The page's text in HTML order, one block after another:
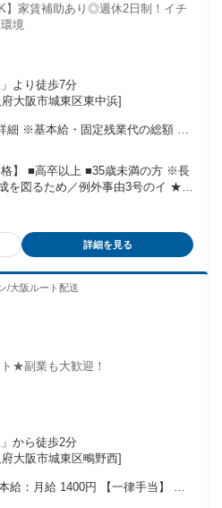
】家賃補助あり◎週休2日制！イチ
境
より徒歩7分
大阪市城東区東中浜]
※基本給・固定残業代の総額 基
：1ヶ月あたり40時間） 固定残業時
別途残業代を支給する 【一律
れる通勤・皆勤・家族手当金額：
の他手当金額：なし 月給：
経験・能力を考慮して決定します。
店長) ＼ 年収700万円以
・昇給可能 ★若手社員の登用に
舗の主任(部門長)を 任されている
長クラスになれば 年収700万円以
■高卒以上 ■35歳未満の方 ※長
図るため／例外事由3号のイ ★業
したい」という気持ちや人柄を大
方 ◎人と話すことやコミュニケー
ームワークを大切にしながら働き
しい自分に挑戦したい」という
スタートできます！ ◆若手が活躍
係なく、頑張りや成長をしっかり
ーダーや 管理職など様々なキャリ
たの一歩を、私たちが全力でサポ
ださい！ 年齢の条件と理
詳細を見る
/大阪ルート配送
★副業も大歓迎！
から徒歩2分
大阪市城東区鴫野西]
1400円 【一律手当】 全